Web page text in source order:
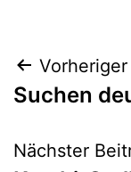
Suchen
Nächster